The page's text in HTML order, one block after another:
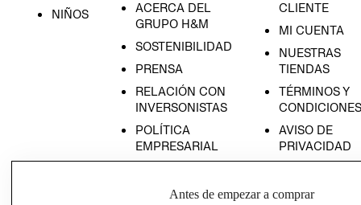
NIÑOS
ACERCA DEL
GRUPO H&M
SOSTENIBILIDAD
PRENSA
RELACIÓN CON
INVERSONISTAS
POLÍTICA
EMPRESARIAL
CLIENTE
MI CUENTA
NUESTRAS
TIENDAS
TÉRMINOS Y
CONDICIONES
AVISO DE
PRIVACIDAD
AVISO DE
Antes de empezar a comprar